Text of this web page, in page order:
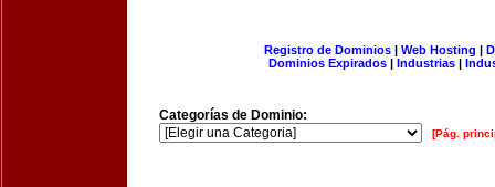
Registro de Dominios| Web Hosting |
Dominios Expirados | Industrias |
Categorías de Dominio:
[Pág.